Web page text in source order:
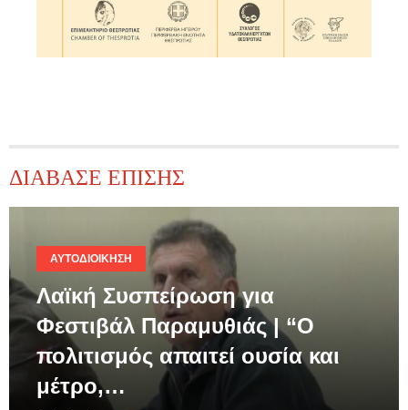
ΔΙΑΒΑΣΕ ΕΠΙΣΗΣ
ΑΥΤΟΔΙΟΊΚΗΣΗ
Λαϊκή Συσπείρωση για
Φεστιβάλ Παραμυθιάς | “Ο
πολιτισμός απαιτεί ουσία και
μέτρο,…